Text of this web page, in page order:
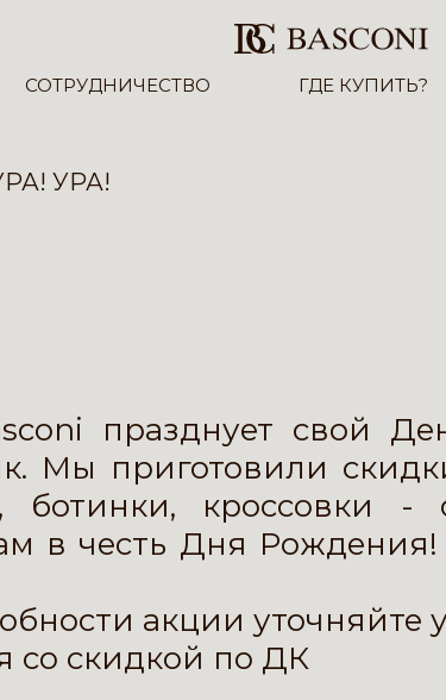
СОТРУДНИЧЕСТВО ГДЕ КУПИТЬ?
УРА!
празднует свой
Мы приготовили
ботинки, кроссовки
в честь Дня
акции уточняйте
со скидкой по ДК